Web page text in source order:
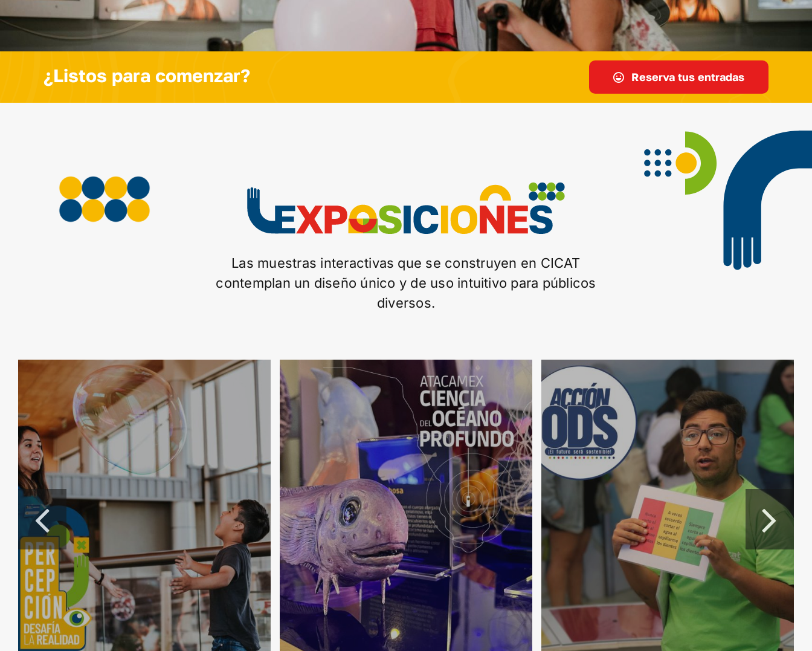
¿Listos para comenzar? Reserva tus entradas
Las muestras interactivas que se construyen en CICAT
contemplan un diseño único y de uso intuitivo para públicos
diversos.